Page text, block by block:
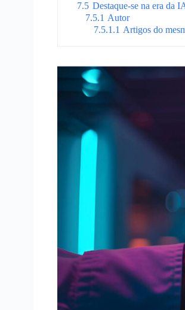
7.5 Destaque-se na era da
7.5.1 Autor
7.5.1.1 Artigos do